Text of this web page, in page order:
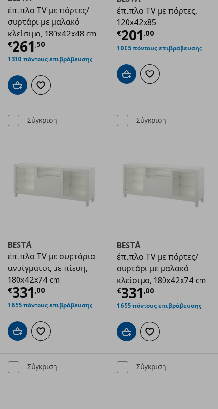
έπιπλο TV με πόρτες/
συρτάρι με μαλακό
κλείσιμο, 180x42x48 cm
€261 ,50
Τρέχουσα τιμή € 261,50
1310 πόντους επιβράβευσης
Προσθήκη στο καλάθι
Προσθήκη στα αγαπημένα
έπιπλο TV με πόρτες,
120x42x85
€201 ,00
Τρέχουσα
1005 πόντους επιβράβευσης
Προσθήκη στο καλάθι
Προσθήκη στα
Σύγκριση
BESTÅ
έπιπλο TV με συρτάρια
ανοίγματος με πίεση,
180x42x74 cm
€331 ,00
Τρέχουσα τιμή € 331,00
1655 πόντους επιβράβευσης
Προσθήκη στο καλάθι
Προσθήκη στα αγαπημένα
Σύγκριση
BESTÅ
έπιπλο TV με πόρτες/
συρτάρι με μαλακό
κλείσιμο, 180x42x74 cm
€331 ,00
Τρέχουσα
1655 πόντους επιβράβευσης
Προσθήκη στο καλάθι
Προσθήκη στα
Σύγκριση Σύγκριση